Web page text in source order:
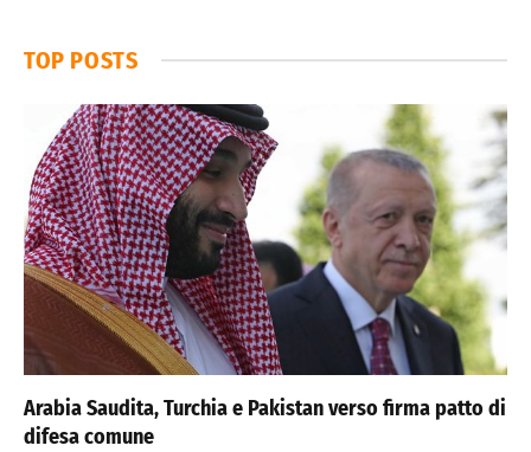
TOP POSTS
Arabia Saudita, Turchia e Pakistan verso firma patto di
difesa comune